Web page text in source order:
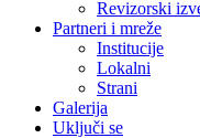
Revizorski
Partneri i mreže
Institucije
Lokalni
Strani
Galerija
Uključi se